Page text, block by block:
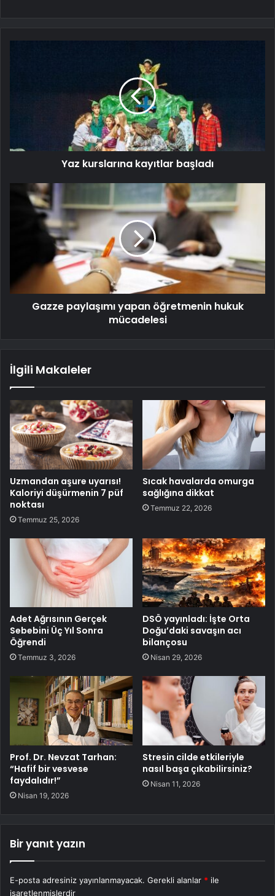
Yaz kurslarına kayıtlar başladı
Gazze paylaşımı yapan öğretmenin hukuk
mücadelesi
İlgili Makaleler
Uzmandan aşure uyarısı!
Kaloriyi düşürmenin 7 püf
noktası
Temmuz 25, 2026
Sıcak havalarda omurga
sağlığına dikkat
Temmuz 22, 2026
Adet Ağrısının Gerçek
Sebebini Üç Yıl Sonra
Öğrendi
Temmuz 3, 2026
DSÖ yayınladı: İşte Orta
Doğu’daki savaşın acı
bilançosu
Nisan 29, 2026
Prof. Dr. Nevzat Tarhan:
“Hafif bir vesvese
faydalıdır!”
Nisan 19, 2026
Stresin cilde etkileriyle
nasıl başa çıkabilirsiniz?
Nisan 11, 2026
Bir yanıt yazın
E-posta adresiniz yayınlanmayacak. Gerekli alanlar * ile
işaretlenmişlerdir